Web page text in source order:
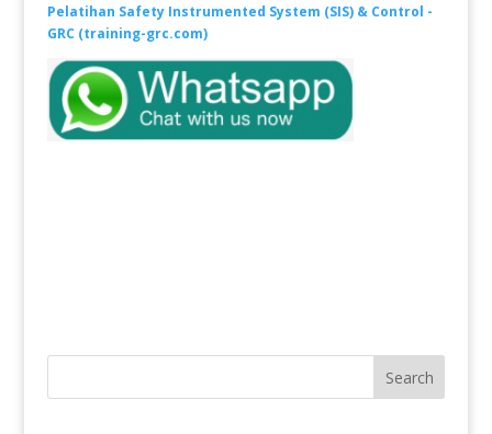
Pelatihan Safety Instrumented System (SIS) & Control -
GRC (training-grc.com)